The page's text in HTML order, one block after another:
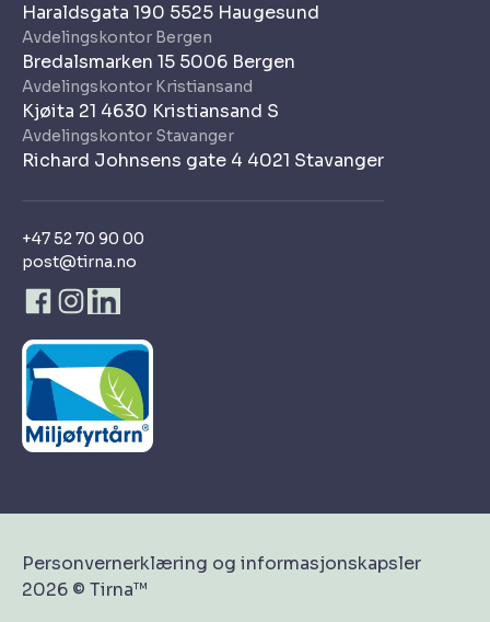
+47 52 70 90 00
post@tirna.no
Haraldsgata 190 5525 Haugesund
Avdelingskontor Bergen
Bredalsmarken 15 5006 Bergen
Avdelingskontor Kristiansand
Kjøita 21 4630 Kristiansand S
Avdelingskontor Stavanger
Richard Johnsens gate 4 4021 Stavanger
2026 © Tirna™
Personvernerklæring og informasjonskapsler